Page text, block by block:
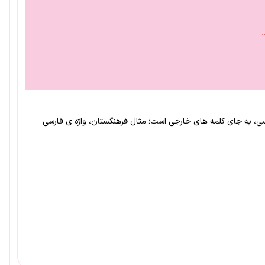
به جای کلمه های خارجی است؛ مثال فرهنگستان، واژه ی فارسی